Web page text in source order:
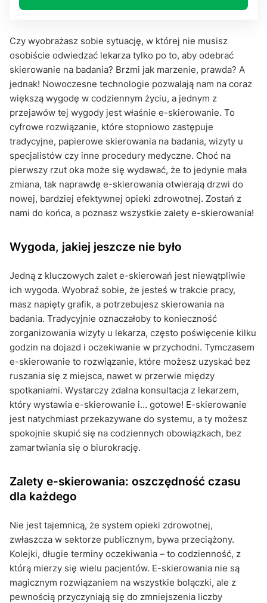
Ekologia: mniejsze zużycie papieru
Ułatwienia dla osób starszych i niepełnosprawnych
Zalety e-skierowania, czyli co warto zapamiętać?
Czy wyobrażasz sobie sytuację, w której nie musisz
osobiście odwiedzać lekarza tylko po to, aby odebrać
skierowanie na badania? Brzmi jak marzenie, prawda? A
jednak! Nowoczesne technologie pozwalają nam na coraz
większą wygodę w codziennym życiu, a jednym z
przejawów tej wygody jest właśnie e-skierowanie. To
cyfrowe rozwiązanie, które stopniowo zastępuje
tradycyjne, papierowe skierowania na badania, wizyty u
specjalistów czy inne procedury medyczne. Choć na
pierwszy rzut oka może się wydawać, że to jedynie mała
zmiana, tak naprawdę e-skierowania otwierają drzwi do
nowej, bardziej efektywnej opieki zdrowotnej. Zostań z
nami do końca, a poznasz wszystkie zalety e-skierowania!
Wygoda, jakiej jeszcze nie było
Jedną z kluczowych zalet e-skierowań jest niewątpliwie
ich wygoda. Wyobraź sobie, że jesteś w trakcie pracy,
masz napięty grafik, a potrzebujesz skierowania na
badania. Tradycyjnie oznaczałoby to konieczność
zorganizowania wizyty u lekarza, często poświęcenie kilku
godzin na dojazd i oczekiwanie w przychodni. Tymczasem
e-skierowanie to rozwiązanie, które możesz uzyskać bez
ruszania się z miejsca, nawet w przerwie między
spotkaniami. Wystarczy zdalna konsultacja z lekarzem,
który wystawia e-skierowanie i… gotowe! E-skierowanie
jest natychmiast przekazywane do systemu, a ty możesz
spokojnie skupić się na codziennych obowiązkach, bez
zamartwiania się o biurokrację.
Zalety e-skierowania: oszczędność czasu
dla każdego
Nie jest tajemnicą, że system opieki zdrowotnej,
zwłaszcza w sektorze publicznym, bywa przeciążony.
Kolejki, długie terminy oczekiwania – to codzienność, z
którą mierzy się wielu pacjentów. E-skierowania nie są
magicznym rozwiązaniem na wszystkie bolączki, ale z
pewnością przyczyniają się do zmniejszenia liczby